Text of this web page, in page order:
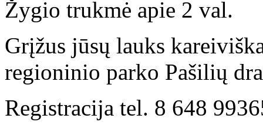
Žygio trukmė apie 2 val.
Grįžus jūsų lauks
regioninio parko Pašilių
Registracija tel. 8 648